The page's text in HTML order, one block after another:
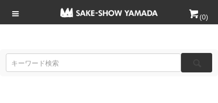
(0)